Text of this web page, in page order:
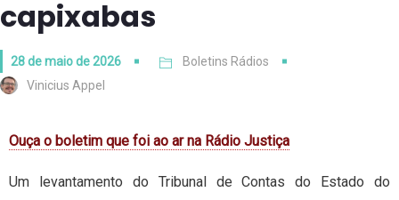
capixabas
28 de maio de 2026
Boletins Rádios
Vinicius Appel
Ouça o boletim que foi ao ar na Rádio Justiça
Um levantamento do Tribunal de Contas do Estado do